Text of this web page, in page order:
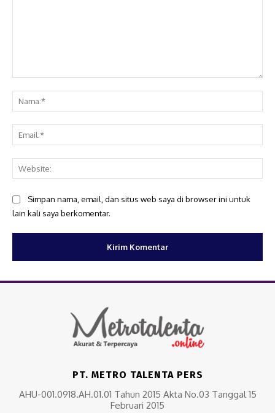
Simpan nama, email, dan situs web saya di browser ini untuk
lain kali saya berkomentar.
PT. METRO TALENTA PERS
AHU-001.0918.AH.01.01 Tahun 2015 Akta No.03 Tanggal 15
Februari 2015